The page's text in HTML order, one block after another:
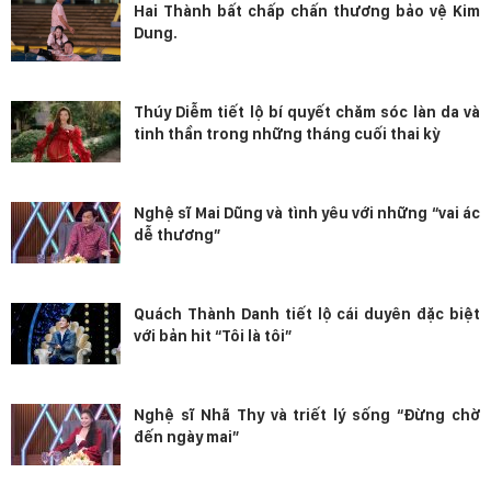
Hai Thành bất chấp chấn thương bảo vệ Kim
Dung.
Thúy Diễm tiết lộ bí quyết chăm sóc làn da và
tinh thần trong những tháng cuối thai kỳ
Nghệ sĩ Mai Dũng và tình yêu với những “vai ác
dễ thương”
Quách Thành Danh tiết lộ cái duyên đặc biệt
với bản hit “Tôi là tôi”
Nghệ sĩ Nhã Thy và triết lý sống “Đừng chờ
đến ngày mai”